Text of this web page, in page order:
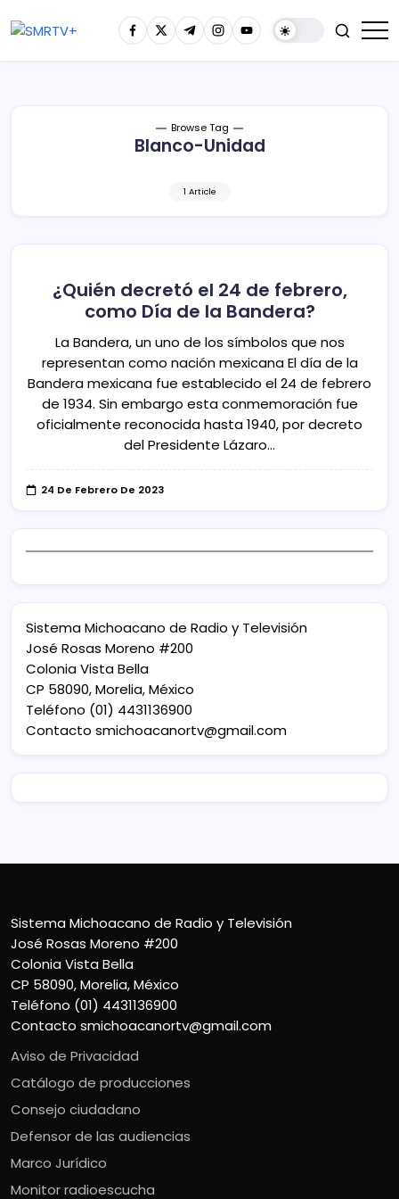
Browse Tag
Blanco-Unidad
1 Article
¿Quién decretó el 24 de febrero,
como Día de la Bandera?
La Bandera, un uno de los símbolos que nos
representan como nación mexicana El día de la
Bandera mexicana fue establecido el 24 de febrero
de 1934. Sin embargo esta conmemoración fue
oficialmente reconocida hasta 1940, por decreto
del Presidente Lázaro…
24 De Febrero De 2023
Sistema Michoacano de Radio y Televisión
José Rosas Moreno #200
Colonia Vista Bella
CP 58090, Morelia, México
Teléfono (01) 4431136900
Contacto smichoacanortv@gmail.com
Sistema Michoacano de Radio y Televisión
José Rosas Moreno #200
Colonia Vista Bella
CP 58090, Morelia, México
Teléfono (01) 4431136900
Contacto smichoacanortv@gmail.com
Aviso de Privacidad
Catálogo de producciones
Consejo ciudadano
Defensor de las audiencias
Marco Jurídico
Monitor radioescucha